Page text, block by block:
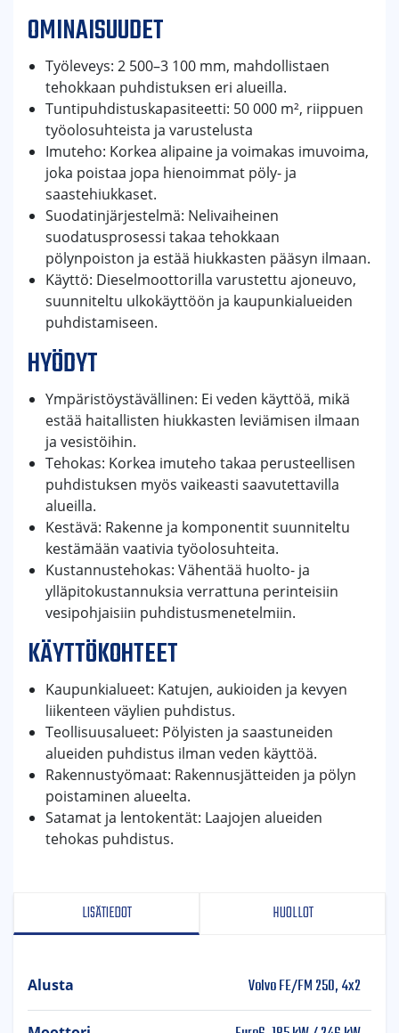
LISÄTIEDOT HUOLLOT
Alusta Volvo FE/FM 250, 4x2
OMINAISUUDET
Työleveys: 2 500–3 100 mm, mahdollistaen
tehokkaan puhdistuksen eri alueilla.
Tuntipuhdistuskapasiteetti: 50 000 m², riippuen
työolosuhteista ja varustelusta
Imuteho: Korkea alipaine ja voimakas imuvoima,
joka poistaa jopa hienoimmat pöly- ja
saastehiukkaset.
Suodatinjärjestelmä: Nelivaiheinen
suodatusprosessi takaa tehokkaan
pölynpoiston ja estää hiukkasten pääsyn ilmaan.
Käyttö: Dieselmoottorilla varustettu ajoneuvo,
suunniteltu ulkokäyttöön ja kaupunkialueiden
puhdistamiseen.
HYÖDYT
Ympäristöystävällinen: Ei veden käyttöä, mikä
estää haitallisten hiukkasten leviämisen ilmaan
ja vesistöihin.
Tehokas: Korkea imuteho takaa perusteellisen
puhdistuksen myös vaikeasti saavutettavilla
alueilla.
Kestävä: Rakenne ja komponentit suunniteltu
kestämään vaativia työolosuhteita.
Kustannustehokas: Vähentää huolto- ja
ylläpitokustannuksia verrattuna perinteisiin
vesipohjaisiin puhdistusmenetelmiin.
KÄYTTÖKOHTEET
Kaupunkialueet: Katujen, aukioiden ja kevyen
liikenteen väylien puhdistus.
Teollisuusalueet: Pölyisten ja saastuneiden
alueiden puhdistus ilman veden käyttöä.
Rakennustyömaat: Rakennusjätteiden ja pölyn
poistaminen alueelta.
Satamat ja lentokentät: Laajojen alueiden
tehokas puhdistus.